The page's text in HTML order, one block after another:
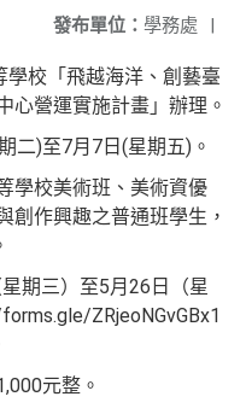
發布單位： 學務處 |
校「飛越海洋、創藝臺
心營運實施計畫」辦理。
二)至7月7日(星期五)。
學校美術班、美術資優
創作興趣之普通班學生，
期三）至5月26日（星
ZRjeoNGvGBx1
元整。